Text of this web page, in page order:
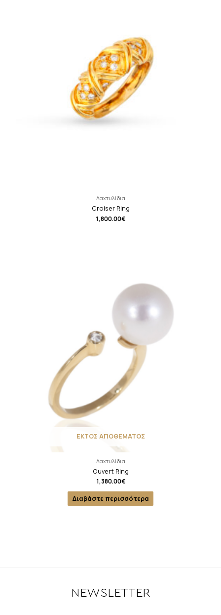
Δαχτυλίδια
Croiser Ring
1,800.00€
ΕΚΤΟΣ ΑΠΟΘΕΜΑΤΟΣ
Δαχτυλίδια
Ouvert Ring
1,380.00€
Διαβάστε περισσότερα
NEWSLETTER